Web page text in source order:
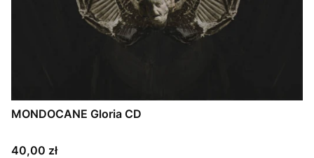
MONDOCANE Gloria CD
Cena
40,00 zł